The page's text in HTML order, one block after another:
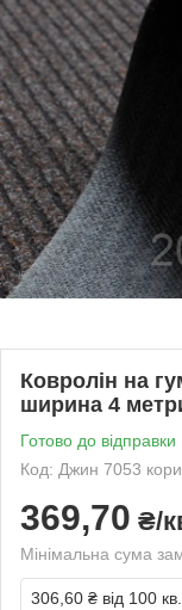
Ковролін на
ширина 4
Готово до відправки
Код: Джин 7053
369,70 ₴/
Мінімальна сума
306,60 ₴ від 100